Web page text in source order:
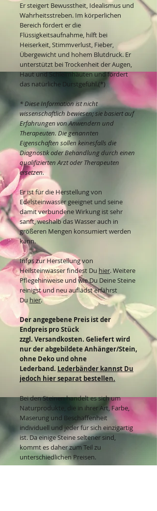
Er steigert Bewusstheit, Idealismus und
Wahrheitsstreben. Im körperlichen
Bereich fördert er die
Flüssigkeitsaufnahme, hilft bei
Heiserkeit, Stimmverlust, Fieber,
Übergewicht und hohem Blutdruck. Er
unterstützt bei Trockenheit der Augen,
Haut und Schleimhäuten und fördert
das natürliche Durstgefühl.(*)
* Diese Information ist nicht
wissenschaftlich bewiesen; sie basiert auf
Erfahrungen von Anwendern und
Therapeuten. Die genannten
Eigenschaften sollen keinesfalls die
Diagnostik oder Behandlung durch einen
qualifizierten Arzt oder Therapeuten
ersetzen.
Er ist für die Herstellung von
Edelsteinwasser geeignet und seine
damit verbundene Wirkung ist sehr
sanft, weshalb das Wasser auch in
größeren Mengen konsumiert werden
kann.
Infos zur Herstellung von
Heilsteinwasser findest Du hier. Weitere
Pflegehinweise und wie Du Deine Steine
reinigst und neu auflädst erfährst
Du hier.
Der angegebene Preis ist der
Endpreis pro Stück
zzgl. Versandkosten. Geliefert wird
nur der abgebildete Anhänger/Stein,
ohne Deko und ohne
Lederband. Lederbänder kannst Du
jedoch hier separat bestellen.
Bei den Steinen handelt es sich um
Naturprodukte, die in ihrer Art, Farbe,
Maserung und Beschaffenheit
individuell und jeder für sich einzigartig
ist. Da einige Steine seltener sind,
kommt es daher zum Teil zu
unterschiedlichen Preisen.